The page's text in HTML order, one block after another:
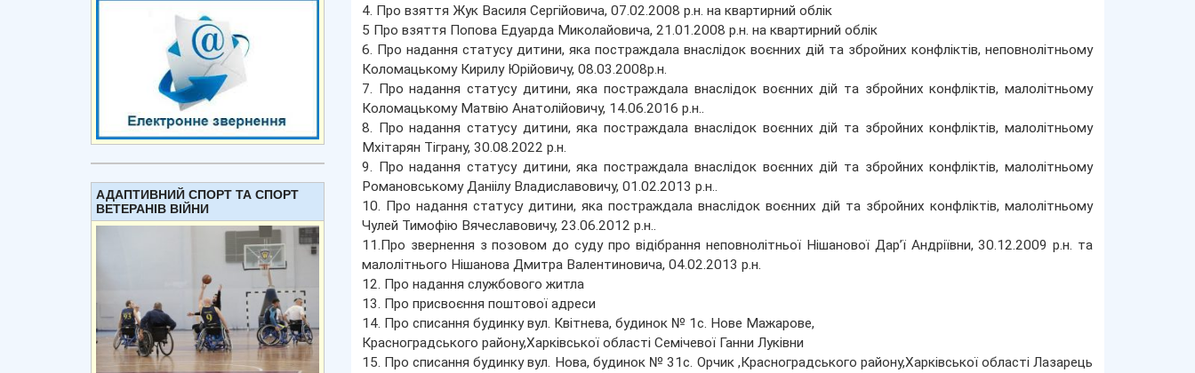
АДАПТИВНИЙ СПОРТ ТА СПОРТ
ВЕТЕРАНІВ ВІЙНИ
4. Про взяття Жук Василя Сергійовича, 07.02.2008 р.н. на квартирний облік
5 Про взяття Попова Едуарда Миколайовича, 21.01.2008 р.н. на квартирний облік
6. Про надання статусу дитини, яка постраждала внаслідок воєнних дій та збройних конфліктів, неповнолітньому
Коломацькому Кирилу Юрійовичу, 08.03.2008р.н.
7. Про надання статусу дитини, яка постраждала внаслідок воєнних дій та збройних конфліктів, малолітньому
Коломацькому Матвію Анатолійовичу, 14.06.2016 р.н..
8. Про надання статусу дитини, яка постраждала внаслідок воєнних дій та збройних конфліктів, малолітньому
Мхітарян Тіграну, 30.08.2022 р.н.
9. Про надання статусу дитини, яка постраждала внаслідок воєнних дій та збройних конфліктів, малолітньому
Романовському Даніілу Владиславовичу, 01.02.2013 р.н..
10. Про надання статусу дитини, яка постраждала внаслідок воєнних дій та збройних конфліктів, малолітньому
Чулей Тимофію Вячеславовичу, 23.06.2012 р.н..
11.Про звернення з позовом до суду про відібрання неповнолітньої Нішанової Дар’ї Андріївни, 30.12.2009 р.н. та
малолітнього Нішанова Дмитра Валентиновича, 04.02.2013 р.н.
12. Про надання службового житла
13. Про присвоєння поштової адреси
14. Про списання будинку вул. Квітнева, будинок № 1с. Нове Мажарове,
Красноградського району,Харківської області Семічевої Ганни Луківни
15. Про списання будинку вул. Нова, будинок № 31с. Орчик ,Красноградського району,Харківської області Лазарець